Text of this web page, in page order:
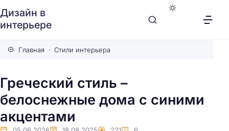
Дизайн в
интерьере
Главная Стили интерьера
Греческий стиль –
белоснежные дома с синими
акцентами